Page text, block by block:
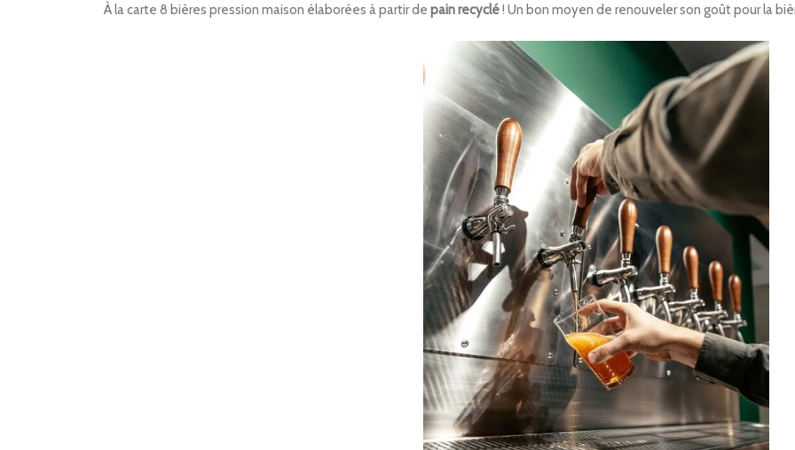
À la carte 8 bières pression maison élaborées à partir de pain recyclé! Un bon moyen de renouveler son goût pour la